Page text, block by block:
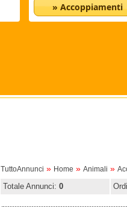
» Accoppiamenti
TuttoAnnunci » Home » Animali »
Totale Annunci: 0